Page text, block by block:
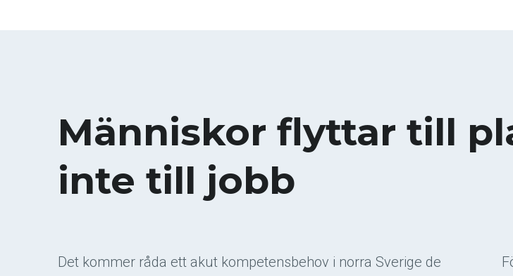
Människor flyttar till
inte till jobb
Det kommer råda ett akut kompetensbehov i norra Sverige de